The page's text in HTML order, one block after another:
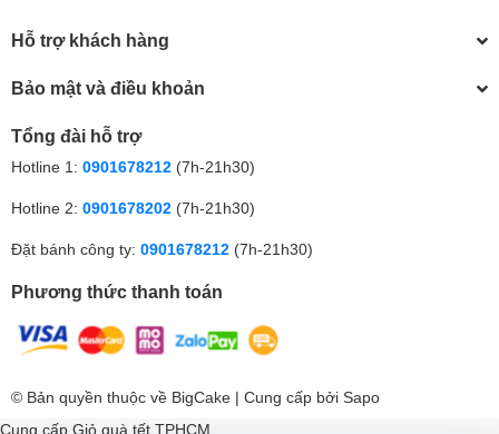
Hỗ trợ khách hàng
Bảo mật và điều khoản
Tổng đài hỗ trợ
Hotline 1: 0901678212 (7h-21h30)
Hotline 2: 0901678202 (7h-21h30)
Đặt bánh công ty: 0901678212 (7h-21h30)
Phương thức thanh toán
© Bản quyền thuộc về BigCake | Cung cấp bởi Sapo
Cung cấp Giỏ quà tết TPHCM